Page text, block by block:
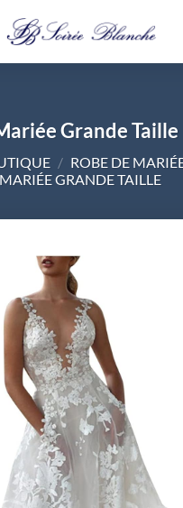
Grande Taille
/ ROBE DE
MARIÉE GRANDE TAILLE